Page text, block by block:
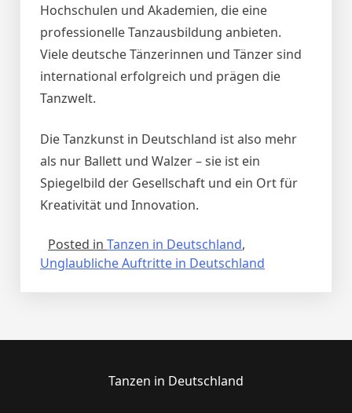
Hochschulen und Akademien, die eine
professionelle Tanzausbildung anbieten.
Viele deutsche Tänzerinnen und Tänzer sind
international erfolgreich und prägen die
Tanzwelt.
Die Tanzkunst in Deutschland ist also mehr
als nur Ballett und Walzer – sie ist ein
Spiegelbild der Gesellschaft und ein Ort für
Kreativität und Innovation.
Posted in Tanzen in Deutschland,
Unglaubliche Auftritte in Deutschland
Tanzen in Deutschland